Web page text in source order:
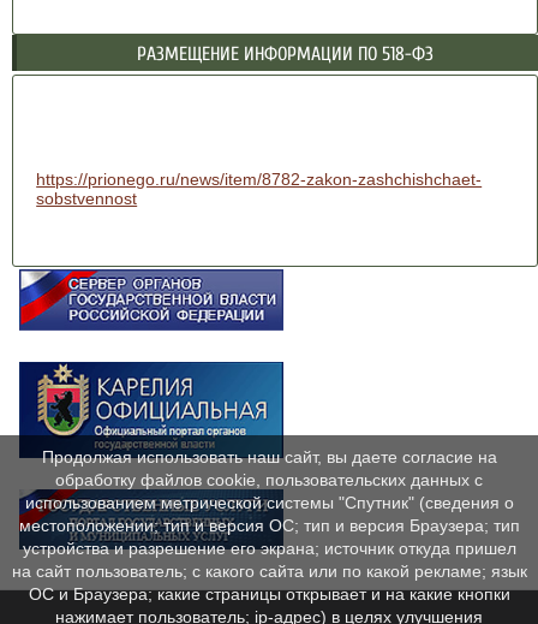
РАЗМЕЩЕНИЕ ИНФОРМАЦИИ ПО 518-ФЗ
https://prionego.ru/news/item/8782-zakon-zashchishchaet-
sobstvennost
Продолжая использовать наш сайт, вы даете согласие на
обработку файлов cookie, пользовательских данных с
использованием метрической системы "Спутник" (сведения о
местоположении; тип и версия ОС; тип и версия Браузера; тип
устройства и разрешение его экрана; источник откуда пришел
на сайт пользователь; с какого сайта или по какой рекламе; язык
ОС и Браузера; какие страницы открывает и на какие кнопки
нажимает пользователь; ip-адрес) в целях улучшения